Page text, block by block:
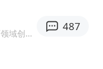
“不怕六爷挂得多 就怕六爷挂一颗”
·优质体育领域创作者
487